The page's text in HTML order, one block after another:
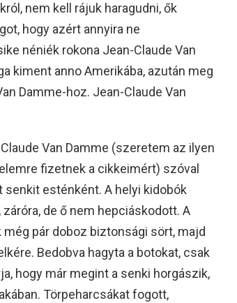
nem kell rájuk haragudni, ők
hogy azért annyira ne
néniék rokona Jean-Claude Van
kiment anno Amerikába, azután meg
Damme-hoz. Jean-Claude Van
Van Damme (szeretem az ilyen
fizetnek a cikkeimért) szóval
esténként. A helyi kidobók
de ő nem hepciáskodott. A
pár doboz biztonsági sört, majd
Bedobva hagyta a botokat, csak
hogy már megint a senki horgászik,
Törpeharcsákat fogott,